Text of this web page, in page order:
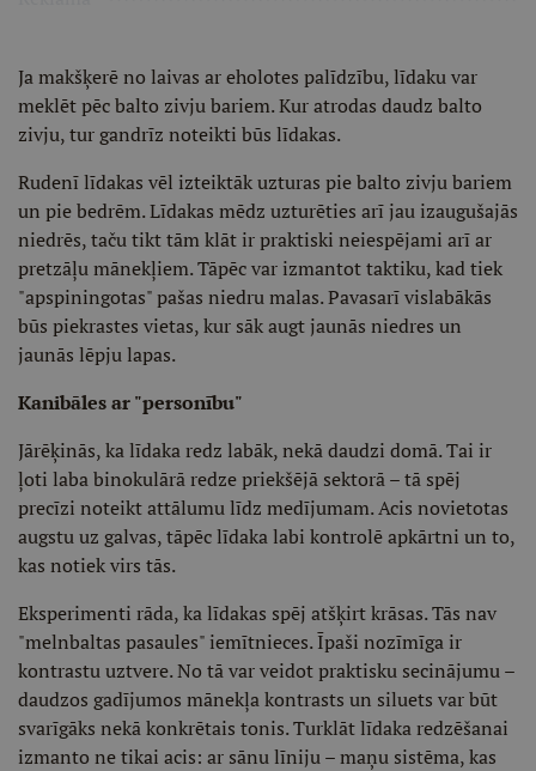
Ja makšķerē no laivas ar eholotes palīdzību, līdaku var
meklēt pēc balto zivju bariem. Kur atrodas daudz balto
zivju, tur gandrīz noteikti būs līdakas.
Rudenī līdakas vēl izteiktāk uzturas pie balto zivju bariem
un pie bedrēm. Līdakas mēdz uzturēties arī jau izaugušajās
niedrēs, taču tikt tām klāt ir praktiski neiespējami arī ar
pretzāļu mānekļiem. Tāpēc var izmantot taktiku, kad tiek
"apspiningotas" pašas niedru malas. Pavasarī vislabākās
būs piekrastes vietas, kur sāk augt jaunās niedres un
jaunās lēpju lapas.
Kanibāles ar "personību"
Jārēķinās, ka līdaka redz labāk, nekā daudzi domā. Tai ir
ļoti laba binokulārā redze priekšējā sektorā – tā spēj
precīzi noteikt attālumu līdz medījumam. Acis novietotas
augstu uz galvas, tāpēc līdaka labi kontrolē apkārtni un to,
kas notiek virs tās.
Eksperimenti rāda, ka līdakas spēj atšķirt krāsas. Tās nav
"melnbaltas pasaules" iemītnieces. Īpaši nozīmīga ir
kontrastu uztvere. No tā var veidot praktisku secinājumu –
daudzos gadījumos mānekļa kontrasts un siluets var būt
svarīgāks nekā konkrētais tonis. Turklāt līdaka redzēšanai
izmanto ne tikai acis: ar sānu līniju – maņu sistēma, kas